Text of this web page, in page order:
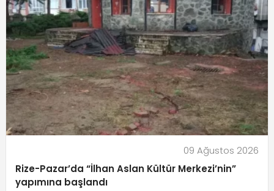
09 Ağustos 2026
Rize-Pazar’da “İlhan Aslan Kültür Merkezi’nin”
yapımına başlandı